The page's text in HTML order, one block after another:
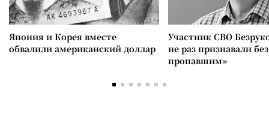
Япония и Корея вместе
обвалили американский доллар
Участник СВО
не раз признавали
пропавшим»